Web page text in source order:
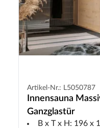
Artikel-Nr.: L5050787
Innensauna
Ganzglastür
B x T x H: 196 x